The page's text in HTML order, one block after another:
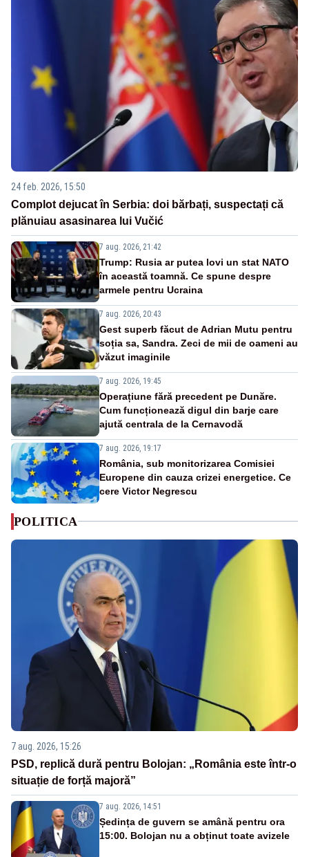
24 feb. 2026, 15:50
Complot dejucat în Serbia: doi bărbați, suspectați că
plănuiau asasinarea lui Vučić
7 aug. 2026, 21:42
Trump: Rusia ar putea lovi un stat NATO
în această toamnă. Ce spune despre
armele pentru Ucraina
7 aug. 2026, 20:43
Gest superb făcut de Adrian Mutu pentru
soția sa, Sandra. Zeci de mii de oameni au
văzut imaginile
7 aug. 2026, 19:45
Operațiune fără precedent pe Dunăre.
Cum funcționează digul din barje care
ajută centrala de la Cernavodă
7 aug. 2026, 19:17
România, sub monitorizarea Comisiei
Europene din cauza crizei energetice. Ce
cere Victor Negrescu
POLITICA
7 aug. 2026, 15:26
PSD, replică dură pentru Bolojan: „România este într-o
situație de forță majoră”
7 aug. 2026, 14:51
Ședința de guvern se amână pentru ora
15:00. Bolojan nu a obținut toate avizele